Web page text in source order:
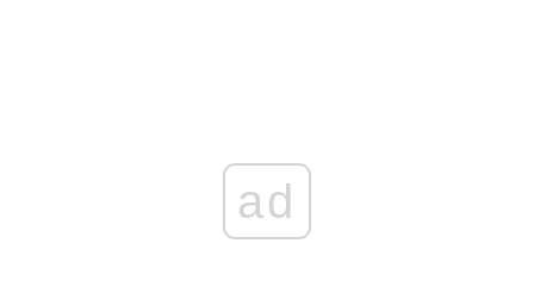
ad